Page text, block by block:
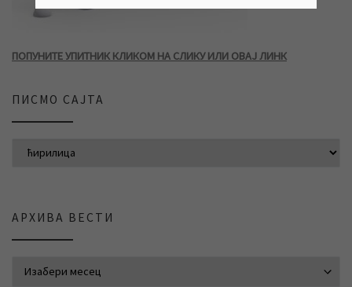
ПОПУНИТЕ УПИТНИК КЛИКОМ НА СЛИКУ ИЛИ ОВАЈ ЛИНК
ПИСМО САЈТА
АРХИВА ВЕСТИ